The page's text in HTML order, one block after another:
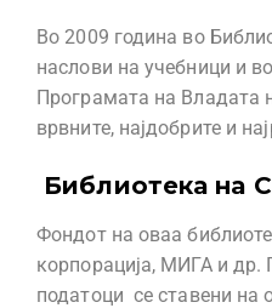
Во 2009 година во
наслови на учебници и
Програмата на Владата
врвните, најдобрите и
Библиотека на
Фондот на оваа
корпорација, МИГА и др.
податоци се ставени на